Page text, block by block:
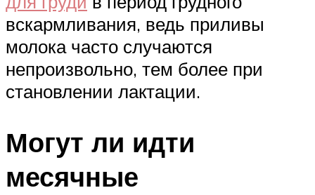
вскармливания, ведь приливы
молока часто случаются
непроизвольно, тем более при
становлении лактации.
Могут ли идти
месячные